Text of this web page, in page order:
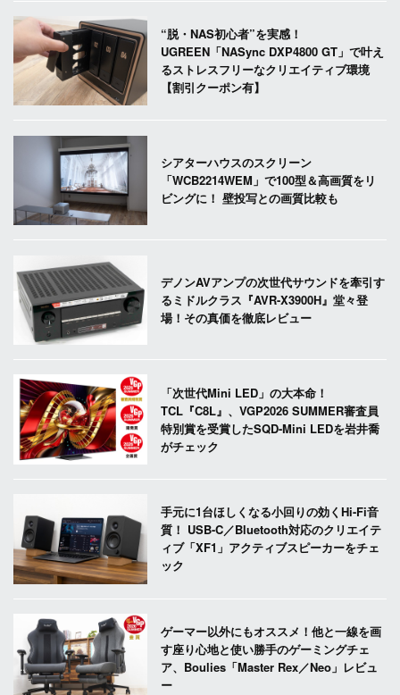
“脱・NAS初心者”を実感！
UGREEN「NASync DXP4800 GT」で叶え
るストレスフリーなクリエイティブ環境
【割引クーポン有】
シアターハウスのスクリーン
「WCB2214WEM」で100型＆高画質をリ
ビングに！ 壁投写との画質比較も
デノンAVアンプの次世代サウンドを牽引す
るミドルクラス『AVR-X3900H』堂々登
場！その真価を徹底レビュー
「次世代Mini LED」の大本命！
TCL『C8L』、VGP2026 SUMMER審査員
特別賞を受賞したSQD-Mini LEDを岩井喬
がチェック
手元に1台ほしくなる小回りの効くHi-Fi音
質！ USB-C／Bluetooth対応のクリエイテ
ィブ「XF1」アクティブスピーカーをチェ
ック
ゲーマー以外にもオススメ！他と一線を画
す座り心地と使い勝手のゲーミングチェ
ア、Boulies「Master Rex／Neo」レビュ
ー